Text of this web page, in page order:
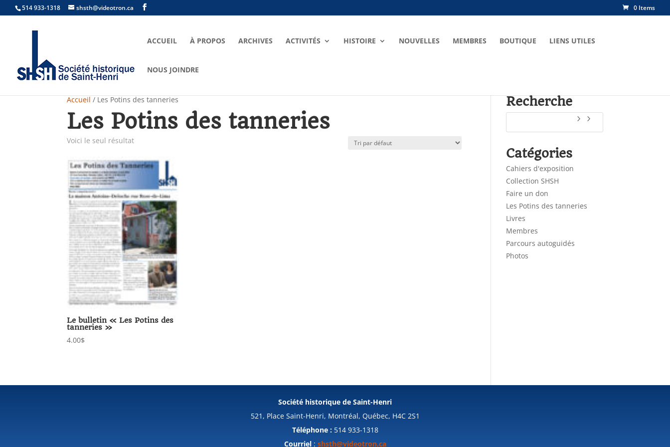
514 933-1318 shsth@videotron.ca 0 Items
ACCUEIL À PROPOS ARCHIVES ACTIVITÉS HISTOIRE NOUVELLES MEMBRES BOUTIQUE LIENS UTILES
NOUS JOINDRE
Accueil / Les Potins des tanneries
Les Potins des tanneries
Voici le seul résultat
Le bulletin « Les Potins des
tanneries »
4.00$
Recherche
Catégories
Cahiers d'exposition
Collection SHSH
Faire un don
Les Potins des tanneries
Livres
Membres
Parcours autoguidés
Photos
Société historique de Saint-Henri
521, Place Saint-Henri, Montréal, Québec, H4C 2S1
Téléphone :514 933-1318
Courriel: shsth@videotron.ca